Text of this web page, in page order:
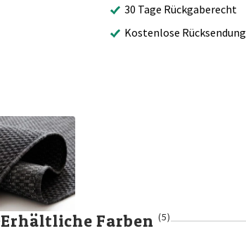
30 Tage Rückgaberecht
Kostenlose Rücksendung
Erhältliche Farben(5)